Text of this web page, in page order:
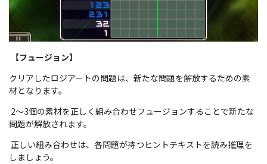
【フュージョン】
クリアしたロジアートの問題は、新たな問題を解放するための素
材となります。
2～3個の素材を正しく組み合わせフュージョンすることで新たな
問題が解放されます。
正しい組み合わせは、各問題が持つヒントテキストを読み推理を
しましょう。